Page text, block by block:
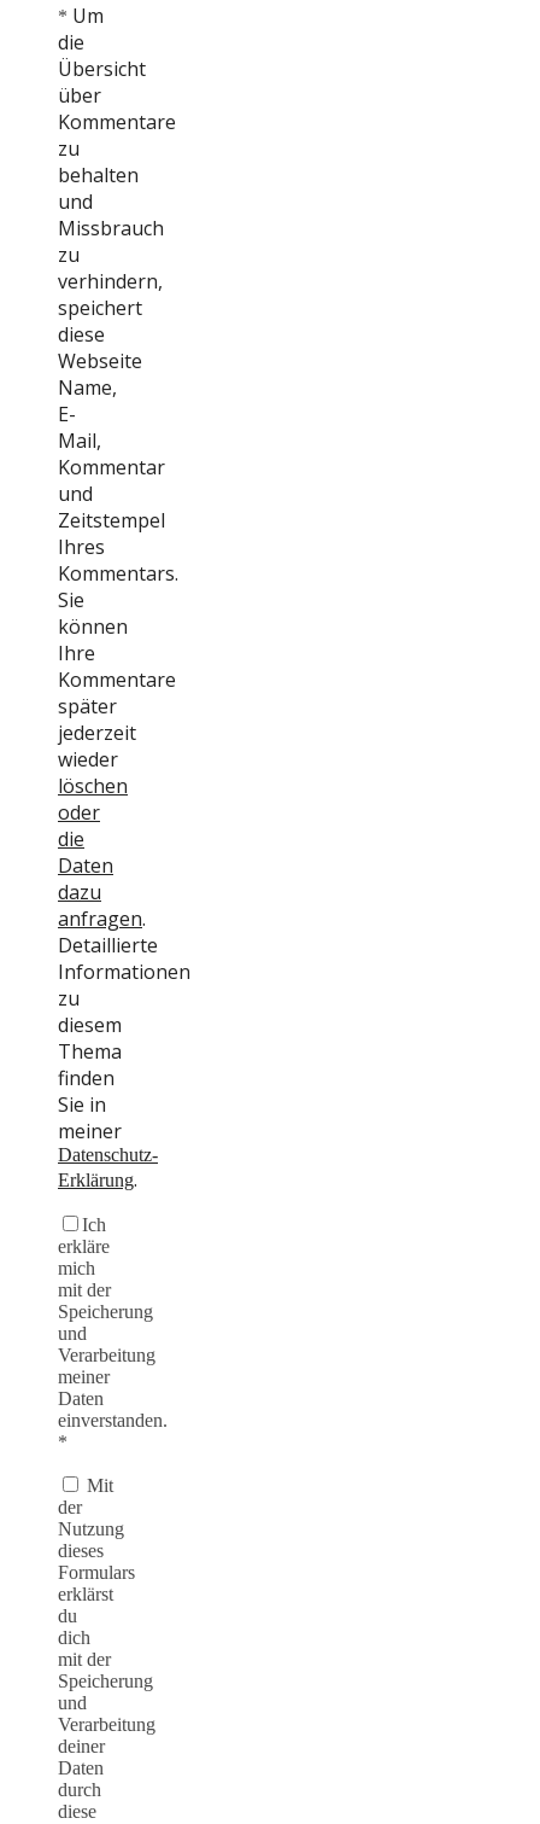
* Um
die
Übersicht
über
Kommentare
zu
behalten
und
Missbrauch
zu
verhindern,
speichert
diese
Webseite
Name,
E-
Mail,
Kommentar
und
Zeitstempel
Ihres
Kommentars.
Sie
können
Ihre
Kommentare
später
jederzeit
wieder
löschen
oder
die
Daten
dazu
anfragen.
Detaillierte
Informationen
zu
diesem
Thema
finden
Sie in
meiner
Datenschutz-
Erklärung.
Ich
erkläre
mich
mit der
Speicherung
und
Verarbeitung
meiner
Daten
einverstanden.
*
Mit
der
Nutzung
dieses
Formulars
erklärst
du
dich
mit der
Speicherung
und
Verarbeitung
deiner
Daten
durch
diese